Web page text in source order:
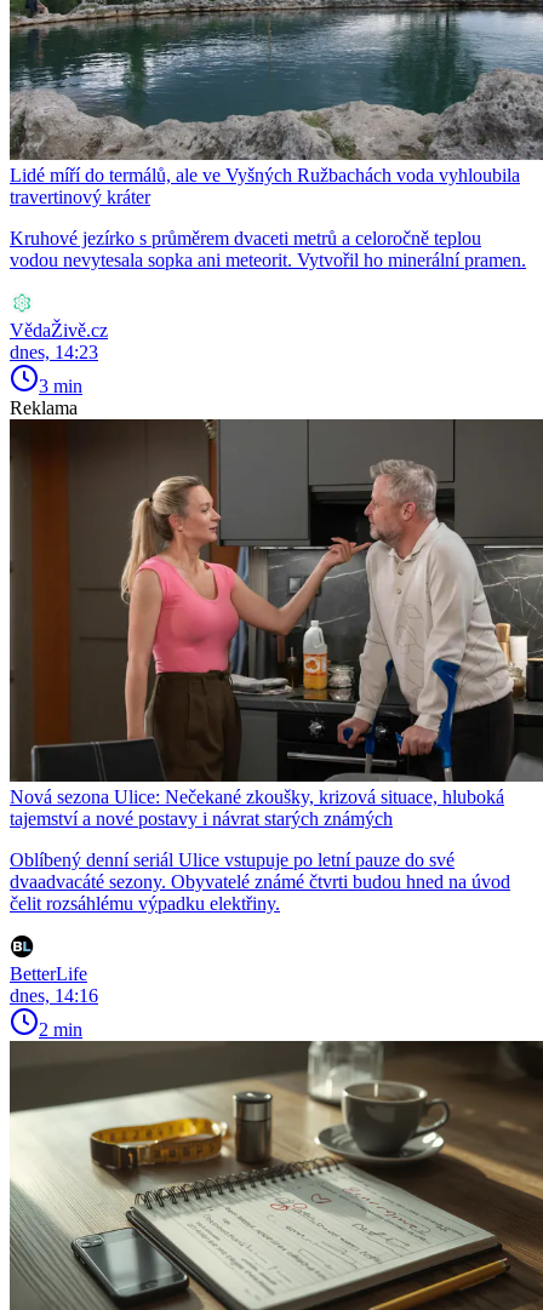
Lidé míří do termálů, ale ve Vyšných Ružbachách voda vyhloubila
travertinový kráter
Kruhové jezírko s průměrem dvaceti metrů a celoročně teplou
vodou nevytesala sopka ani meteorit. Vytvořil ho minerální pramen.
VědaŽivě.cz
dnes, 14:23
3 min
Reklama
Nová sezona Ulice: Nečekané zkoušky, krizová situace, hluboká
tajemství a nové postavy i návrat starých známých
Oblíbený denní seriál Ulice vstupuje po letní pauze do své
dvaadvacáté sezony. Obyvatelé známé čtvrti budou hned na úvod
čelit rozsáhlému výpadku elektřiny.
BetterLife
dnes, 14:16
2 min